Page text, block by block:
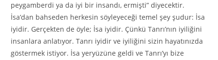
peygamberdi ya da iyi bir insandı, ermişti” diyecektir.
İsa’dan bahseden herkesin söyleyeceği temel şey şudur: İsa
iyidir. Gerçekten de öyle; İsa iyidir. Çünkü Tanrı’nın iyiliğini
insanlara anlatıyor. Tanrı iyidir ve iyiliğini sizin hayatınızda
göstermek istiyor. İsa yeryüzüne geldi ve Tanrı’yı bize